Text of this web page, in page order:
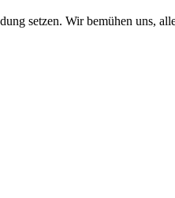
setzen. Wir bemühen uns,